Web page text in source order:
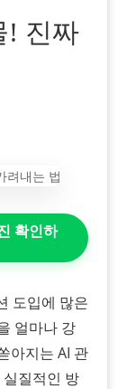
! 진짜
확인하
도입에 많은
얼마나 강
아지는 AI 관
질적인 방